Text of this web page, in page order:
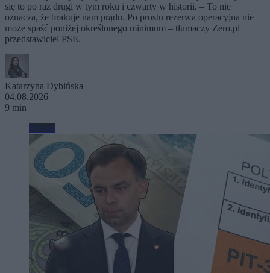
się to po raz drugi w tym roku i czwarty w historii. – To nie
oznacza, że brakuje nam prądu. Po prostu rezerwa operacyjna nie
może spaść poniżej określonego minimum – tłumaczy Zero.pl
przedstawiciel PSE.
Katarzyna Dybińska
04.08.2026
9 min
Biznes